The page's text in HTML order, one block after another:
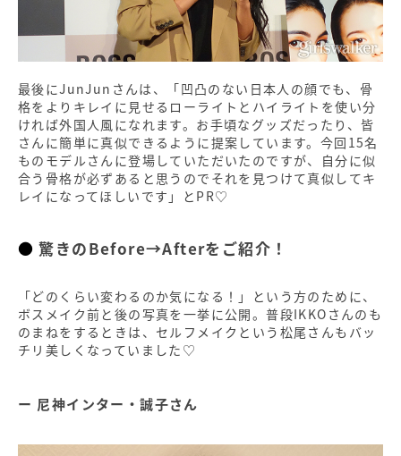
最後にJunJunさんは、「凹凸のない日本人の顔でも、骨
格をよりキレイに見せるローライトとハイライトを使い分
ければ外国人風になれます。お手頃なグッズだったり、皆
さんに簡単に真似できるように提案しています。今回15名
ものモデルさんに登場していただいたのですが、自分に似
合う骨格が必ずあると思うのでそれを見つけて真似してキ
レイになってほしいです」とPR♡
驚きのBefore→Afterをご紹介！
「どのくらい変わるのか気になる！」という方のために、
ボスメイク前と後の写真を一挙に公開。普段IKKOさんのも
のまねをするときは、セルフメイクという松尾さんもバッ
チリ美しくなっていました♡
尼神インター・誠子さん